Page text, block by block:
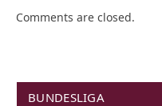
Comments are closed.
BUNDESLIGA